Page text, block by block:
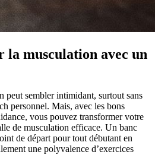
la musculation avec un
peut sembler intimidant, surtout sans
personnel. Mais, avec les bons
vous pouvez transformer votre
de musculation efficace. Un banc
de départ pour tout débutant en
une polyvalence d’exercices